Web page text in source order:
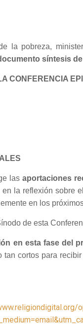
la pobreza,
síntesis
CONFERENCIA
las aportaciones
la reflexión sobre
en los
de esta
en esta fase del
cortos para